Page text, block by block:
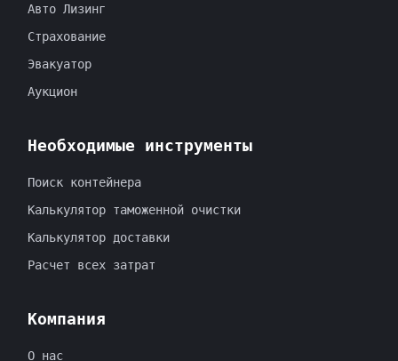
Авто Лизинг
Страхование
Эвакуатор
Аукцион
Необходимые инструменты
Поиск контейнера
Калькулятор таможенной очистки
Калькулятор доставки
Расчет всех затрат
Компания
O нас